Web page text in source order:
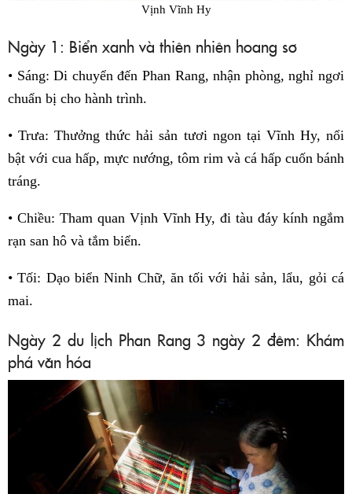
Vịnh Vĩnh Hy
Ngày 1: Biển xanh và thiên nhiên hoang sơ
• Sáng: Di chuyển đến Phan Rang, nhận phòng, nghỉ ngơi
chuẩn bị cho hành trình.
• Trưa: Thưởng thức hải sản tươi ngon tại Vĩnh Hy, nổi
bật với cua hấp, mực nướng, tôm rim và cá hấp cuốn bánh
tráng.
• Chiều: Tham quan Vịnh Vĩnh Hy, đi tàu đáy kính ngắm
rạn san hô và tắm biển.
• Tối: Dạo biển Ninh Chữ, ăn tối với hải sản, lẩu, gỏi cá
mai.
Ngày 2 du lịch Phan Rang 3 ngày 2 đêm: Khám
phá văn hóa